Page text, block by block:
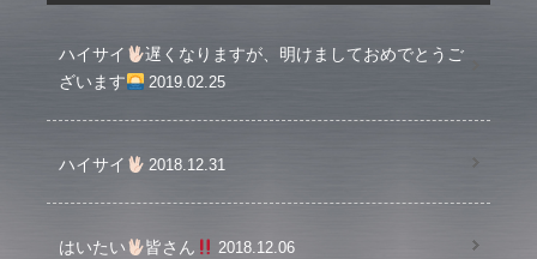
ハイサイ
遅くなりますが、明けましておめでとうご
ざいます
2019.02.25
ハイサイ 2018.12.31
はいたい 皆さん 2018.12.06